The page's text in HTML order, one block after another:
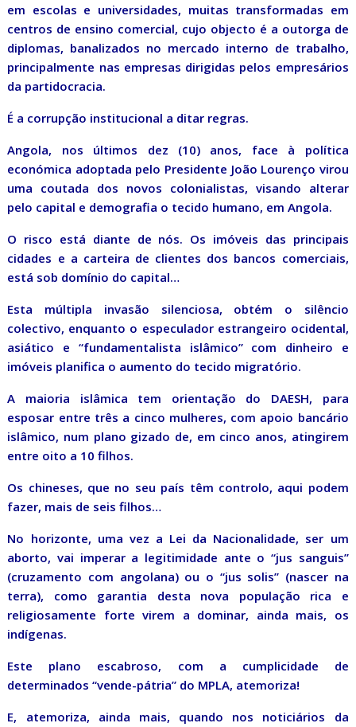
em escolas e universidades, muitas transformadas em
centros de ensino comercial, cujo objecto é a outorga de
diplomas, banalizados no mercado interno de trabalho,
principalmente nas empresas dirigidas pelos empresários
da partidocracia.
É a corrupção institucional a ditar regras.
Angola, nos últimos dez (10) anos, face à política
económica adoptada pelo Presidente João Lourenço virou
uma coutada dos novos colonialistas, visando alterar
pelo capital e demografia o tecido humano, em Angola.
O risco está diante de nós. Os imóveis das principais
cidades e a carteira de clientes dos bancos comerciais,
está sob domínio do capital…
Esta múltipla invasão silenciosa, obtém o silêncio
colectivo, enquanto o especulador estrangeiro ocidental,
asiático e “fundamentalista islâmico” com dinheiro e
imóveis planifica o aumento do tecido migratório.
A maioria islâmica tem orientação do DAESH, para
esposar entre três a cinco mulheres, com apoio bancário
islâmico, num plano gizado de, em cinco anos, atingirem
entre oito a 10 filhos.
Os chineses, que no seu país têm controlo, aqui podem
fazer, mais de seis filhos…
No horizonte, uma vez a Lei da Nacionalidade, ser um
aborto, vai imperar a legitimidade ante o “jus sanguis”
(cruzamento com angolana) ou o “jus solis” (nascer na
terra), como garantia desta nova população rica e
religiosamente forte virem a dominar, ainda mais, os
indígenas.
Este plano escabroso, com a cumplicidade de
determinados “vende-pátria” do MPLA, atemoriza!
E, atemoriza, ainda mais, quando nos noticiários da